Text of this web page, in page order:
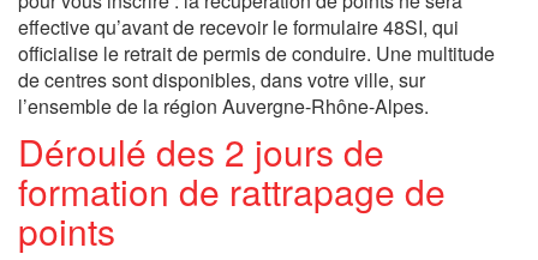
effective qu’avant de recevoir le formulaire 48SI, qui
officialise le retrait de permis de conduire. Une multitude
de centres sont disponibles, dans votre ville, sur
l’ensemble de la région Auvergne-Rhône-Alpes.
Déroulé des 2 jours de
formation de rattrapage de
points